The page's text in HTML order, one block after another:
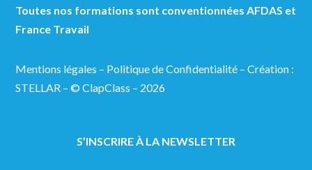
Toutes nos formations sont conventionnées AFDAS et
France Travail
Mentions légales – Politique de Confidentialité –Création :
STELLAR – © ClapClass – 2026
S’INSCRIRE À LA NEWSLETTER